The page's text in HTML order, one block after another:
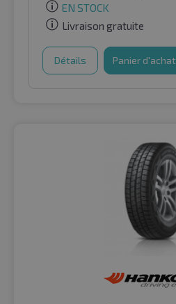
EN STOCK
Livraison gratuite
Détails Panier d'achat